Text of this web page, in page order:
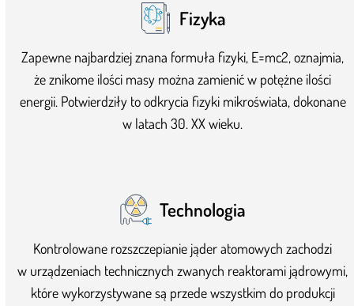
Fizyka
Zapewne najbardziej znana formuła fizyki, E=mc2, oznajmia,
że znikome ilości masy można zamienić w potężne ilości
energii. Potwierdziły to odkrycia fizyki mikroświata, dokonane
w latach 30. XX wieku.
Technologia
Kontrolowane rozszczepianie jąder atomowych zachodzi
w urządzeniach technicznych zwanych reaktorami jądrowymi,
które wykorzystywane są przede wszystkim do produkcji